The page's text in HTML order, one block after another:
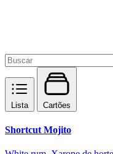
Lista Cartões
Shortcut Mojito